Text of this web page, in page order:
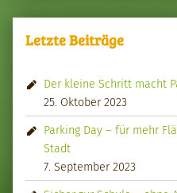
Letzte Beiträge
Der kleine Schritt macht
25. Oktober 2023
Parking Day – für mehr
Stadt
7. September 2023